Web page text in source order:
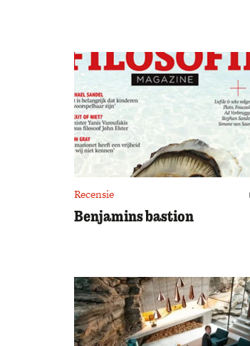
Recensie
Benjamins bastion